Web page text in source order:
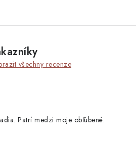
všechny recenze
Patrí medzi moje obľúbené.